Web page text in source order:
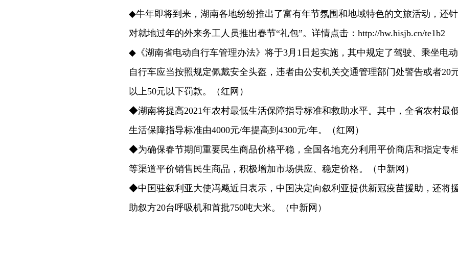
◆牛年即将到来，湖南各地纷纷推出了富有年节氛围和地域特色的文旅活动，还针
对就地过年的外来务工人员推出春节“礼包”。详情点击：http://hw.hisjb.cn/te1b2
◆《湖南省电动自行车管理办法》将于3月1日起实施，其中规定了驾驶、乘坐电动
自行车应当按照规定佩戴安全头盔，违者由公安机关交通管理部门处警告或者20
以上50元以下罚款。（红网）
◆湖南将提高2021年农村最低生活保障指导标准和救助水平。其中，全省农村最
生活保障指导标准由4000元/年提高到4300元/年。（红网）
◆为确保春节期间重要民生商品价格平稳，全国各地充分利用平价商店和指定专
等渠道平价销售民生商品，积极增加市场供应、稳定价格。（中新网）
◆中国驻叙利亚大使冯飚近日表示，中国决定向叙利亚提供新冠疫苗援助，还将
助叙方20台呼吸机和首批750吨大米。（中新网）